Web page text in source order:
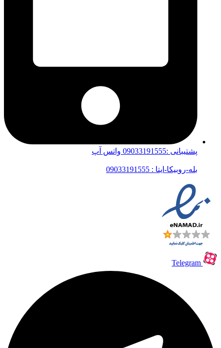
پشتیبانی :09033191555 واتس آپ
بله-روبیکا-ایتا : 09033191555
Telegram